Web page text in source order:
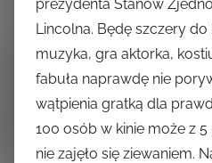
prezydenta Stanów
Lincolna. Będę szczery
muzyka, gra aktorka,
fabuła naprawdę nie
wątpienia gratką dla
100 osób w kinie może z
nie zajęło się ziewaniem.